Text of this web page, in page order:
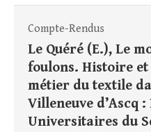
Compte-Rendus
Le Quéré (E.), Le
foulons. Histoire et
métier du textile
Villeneuve d’Ascq :
Universitaires du